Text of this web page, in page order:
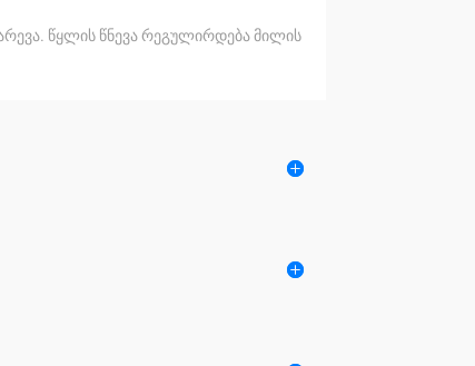
წყლის წნევა რეგულირდება მილის